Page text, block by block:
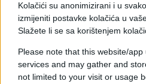
Kolačići su anonimizirani i u
izmijeniti postavke kolačića u
Slažete li se sa korištenjem
Please note that this website/
services and may gather and
not limited to your visit or usage
propusta" u roditeljskom
razvoju djeteta, "propusta
ponašanja i prepoznavanju
znakova".
Za oca predloženo 14